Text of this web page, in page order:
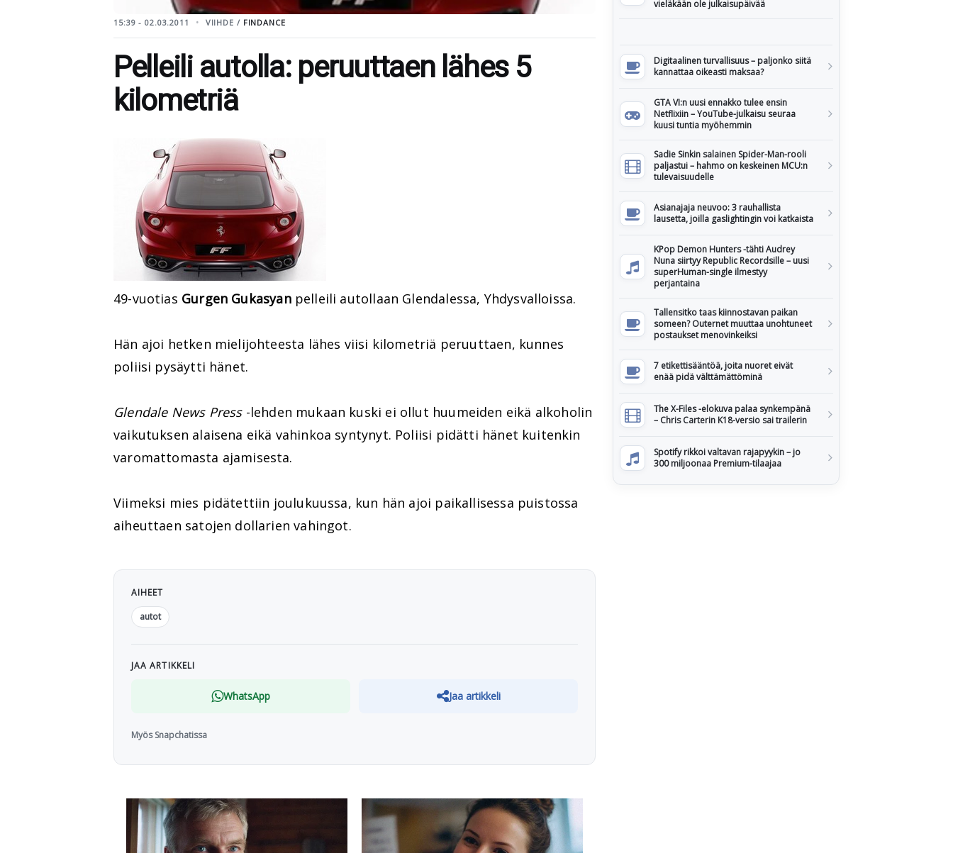
15:39 - 02.03.2011 VIIHDE / FINDANCE
Pelleili autolla: peruuttaen lähes 5
kilometriä
49-vuotias Gurgen Gukasyanpelleili autollaan Glendalessa, Yhdysvalloissa.
Hän ajoi hetken mielijohteesta lähes viisi kilometriä peruuttaen, kunnes
poliisi pysäytti hänet.
Glendale News Press-lehden mukaan kuski ei ollut huumeiden eikä alkoholin
vaikutuksen alaisena eikä vahinkoa syntynyt. Poliisi pidätti hänet kuitenkin
varomattomasta ajamisesta.
Viimeksi mies pidätettiin joulukuussa, kun hän ajoi paikallisessa puistossa
aiheuttaen satojen dollarien vahingot.
AIHEET
autot
JAA ARTIKKELI
WhatsApp Jaa artikkeli
Myös Snapchatissa
vieläkään ole julkaisupäivää
Digitaalinen turvallisuus – paljonko siitä
kannattaa oikeasti maksaa?
GTA VI:n uusi ennakko tulee ensin
Netflixiin – YouTube-julkaisu seuraa
kuusi tuntia myöhemmin
Sadie Sinkin salainen Spider-Man-rooli
paljastui – hahmo on keskeinen MCU:n
tulevaisuudelle
Asianajaja neuvoo: 3 rauhallista
lausetta, joilla gaslightingin voi katkaista
KPop Demon Hunters -tähti Audrey
Nuna siirtyy Republic Recordsille – uusi
superHuman-single ilmestyy
perjantaina
Tallensitko taas kiinnostavan paikan
someen? Outernet muuttaa unohtuneet
postaukset menovinkeiksi
7 etikettisääntöä, joita nuoret eivät
enää pidä välttämättöminä
The X-Files -elokuva palaa synkempänä
– Chris Carterin K18-versio sai trailerin
Spotify rikkoi valtavan rajapyykin – jo
300 miljoonaa Premium-tilaajaa